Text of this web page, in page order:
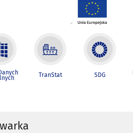
TranStat SDG